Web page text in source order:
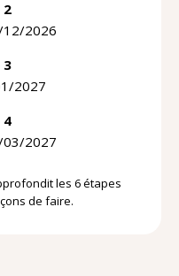
2
12/2026
3
2027
4
03/2027
les 6 étapes
de faire.